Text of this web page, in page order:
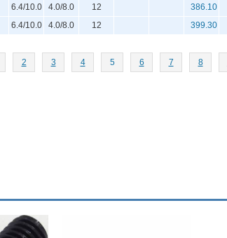
6.4/10.0 4.0/8.0 12 386.10
6.4/10.0 4.0/8.0 12 399.30
2 3 4 5 6 7 8